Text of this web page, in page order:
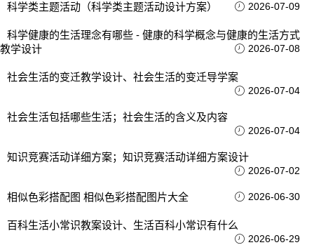
科学类主题活动（科学类主题活动设计方案） 2026-07-09
科学健康的生活理念有哪些 - 健康的科学概念与健康的生活方式
教学设计
2026-07-08
社会生活的变迁教学设计、社会生活的变迁导学案
2026-07-04
社会生活包括哪些生活；社会生活的含义及内容
2026-07-04
知识竞赛活动详细方案；知识竞赛活动详细方案设计
2026-07-02
相似色彩搭配图 相似色彩搭配图片大全 2026-06-30
百科生活小常识教案设计、生活百科小常识有什么
2026-06-29